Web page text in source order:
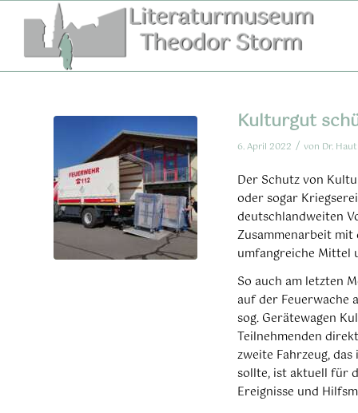
springen
Kulturgut
6. April 2022 / von Dr. Haut
Der Schutz von
oder sogar
deutschlandweiten
Zusammenarbeit
umfangreiche Mittel
So auch am letzten
auf der
sog. Gerätewagen
Teilnehmenden
zweite Fahrzeug,
sollte, ist aktuell für
Ereignisse und